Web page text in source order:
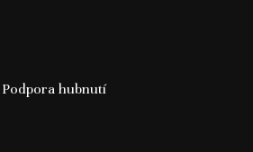
Podpora hubnutí